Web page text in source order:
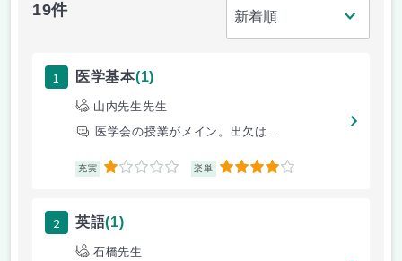
19件
1 医学基本(1)
山内先生先生
医学会の授業がメイン。出欠は...
充実 1 楽単 4
2 英語(1)
石橋先生